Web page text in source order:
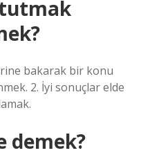
tutmak
bakarak bir konu
2. İyi sonuçlar elde
demek?